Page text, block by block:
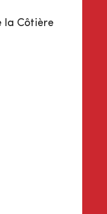
la Côtière